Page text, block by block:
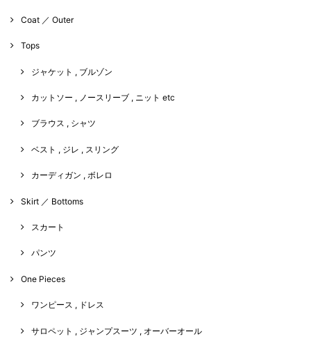
Coat ／ Outer
Tops
ジャケット , ブルゾン
カットソー , ノースリーブ , ニット etc
ブラウス , シャツ
ベスト , ジレ , スリング
カーディガン , ボレロ
Skirt ／ Bottoms
スカート
パンツ
One Pieces
ワンピース , ドレス
サロペット , ジャンプスーツ , オーバーオール